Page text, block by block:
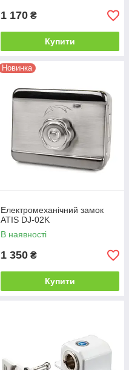
1 170 ₴
Купити
Новинка
Електромеханічний замок
ATIS DJ-02K
В наявності
1 350 ₴
Купити